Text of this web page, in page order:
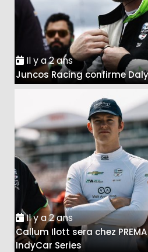
Il y a 2 ans
Juncos Racing confirme
Il y a 2 ans
Callum Ilott sera chez
IndyCar Series